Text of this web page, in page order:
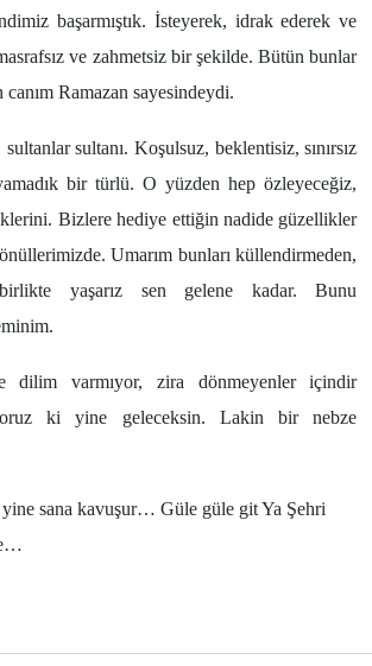
başarmıştık. İsteyerek, idrak ederek ve
ve zahmetsiz bir şekilde. Bütün bunlar
Ramazan sayesindeydi.
sultanı. Koşulsuz, beklentisiz, sınırsız
bir türlü. O yüzden hep özleyeceğiz,
Bizlere hediye ettiğin nadide güzellikler
Umarım bunları küllendirmeden,
yaşarız sen gelene kadar. Bunu
dilim varmıyor, zira dönmeyenler içindir
ki yine geleceksin. Lakin bir nebze
yine sana kavuşur… Güle güle git Ya Şehri